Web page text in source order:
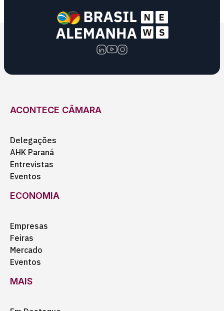
ACONTECE CÂMARA
Delegações
AHK Paraná
Entrevistas
Eventos
ECONOMIA
Empresas
Feiras
Mercado
Eventos
MAIS